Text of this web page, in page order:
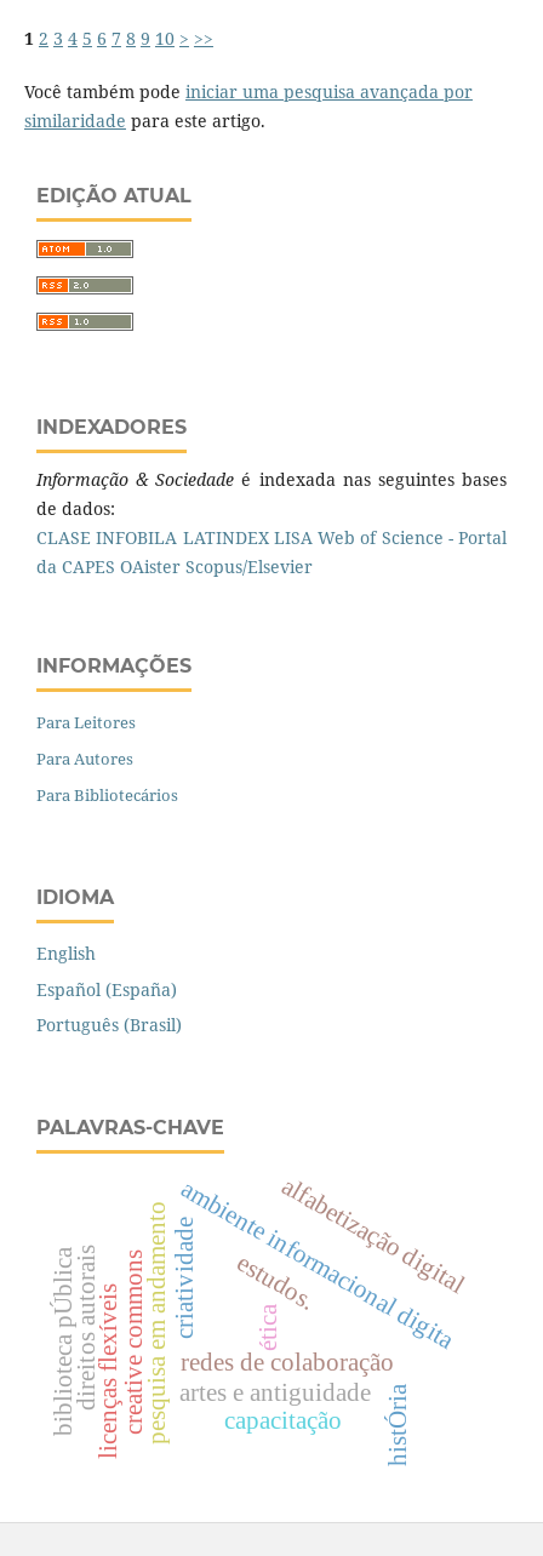
1 2 3 4 5 6 7 8 9 10 > >>
Você também pode iniciar uma pesquisa avançada por
similaridade para este artigo.
EDIÇÃO ATUAL
INDEXADORES
Informação & Sociedadeé indexada nas seguintes bases
de dados:
CLASE INFOBILA LATINDEX LISA Web of Science - Portal
da CAPES OAister Scopus/Elsevier
INFORMAÇÕES
Para Leitores
Para Autores
Para Bibliotecários
IDIOMA
English
Español (España)
Português (Brasil)
PALAVRAS-CHAVE
redes de colaboração
pesquisa em andamento estudos.
artes e antiguidade
ambiente informacional digita
creative commons
licenças flexíveis
direitos autorais criatividade
histÓria
capacitação
alfabetização digital
biblioteca pÚblica ética